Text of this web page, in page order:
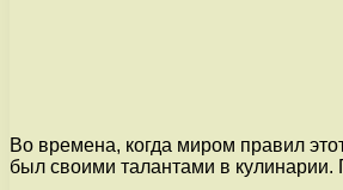
Во времена, когда миром правил
был своими талантами в кулинарии.